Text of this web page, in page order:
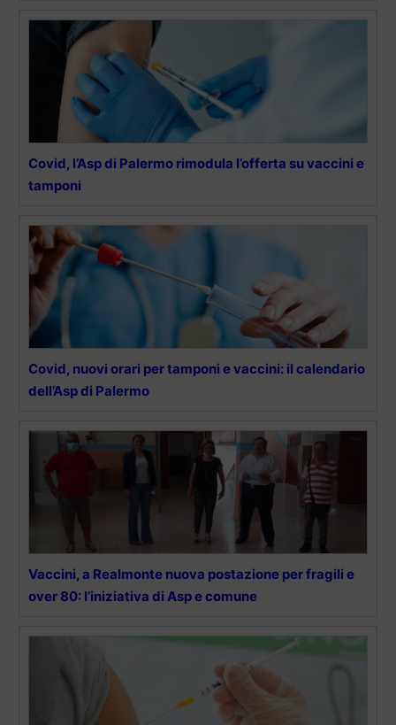
Covid, l’Asp di Palermo rimodula l’offerta su vaccini e
tamponi
Covid, nuovi orari per tamponi e vaccini: il calendario
dell’Asp di Palermo
Vaccini, a Realmonte nuova postazione per fragili e
over 80: l’iniziativa di Asp e comune